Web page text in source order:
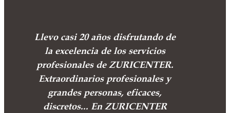
Llevo casi 20 años disfrutando de
la excelencia de los servicios
profesionales de ZURICENTER.
Extraordinarios profesionales y
grandes personas, eficaces,
discretos... En ZURICENTER